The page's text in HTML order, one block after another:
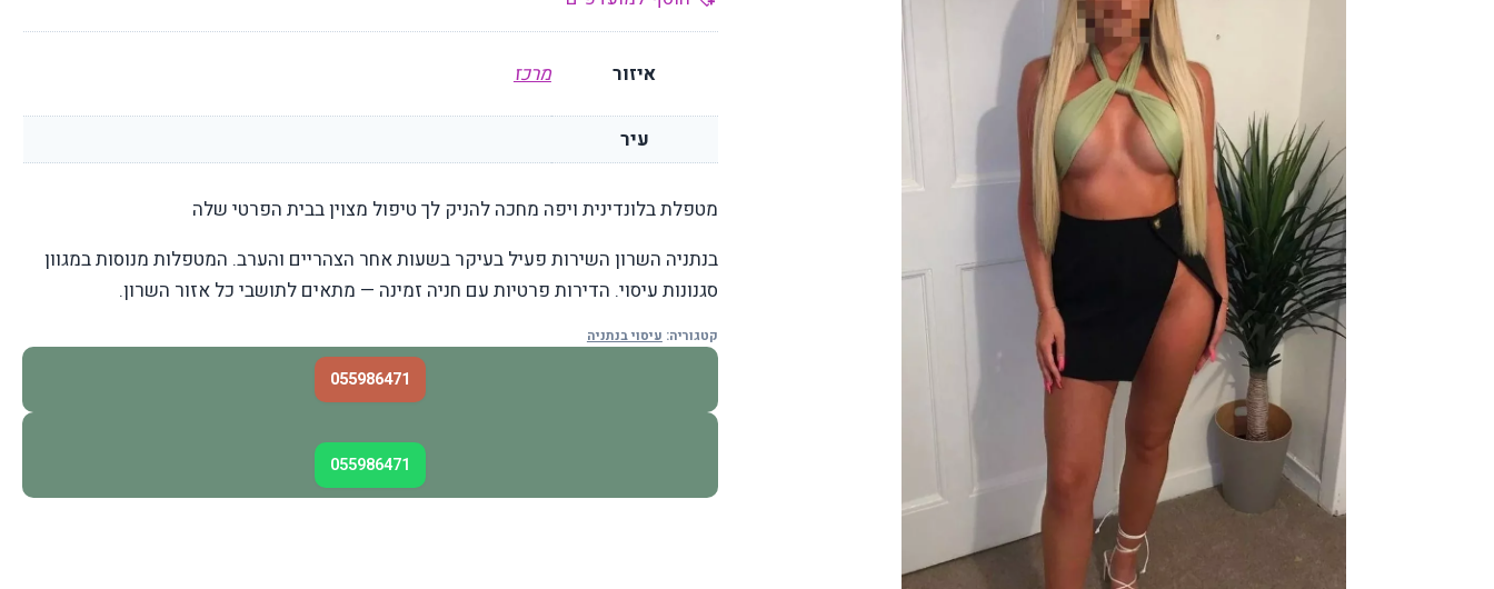
איזור מרכז
עיר
מטפלת בלונדינית ויפה מחכה להניק לך טיפול מצוין בבית הפרטי שלה
בנתניה השרון השירות פעיל בעיקר בשעות אחר הצהריים והערב. המטפלות מנוסות במגוון
סגנונות עיסוי. הדירות פרטיות עם חניה זמינה — מתאים לתושבי כל אזור השרון.
קטגוריה: עיסוי בנתניה
055986471
055986471